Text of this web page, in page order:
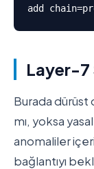
add
Layer-7
Burada dürüst
mı, yoksa
anomaliler
bağlantıyı